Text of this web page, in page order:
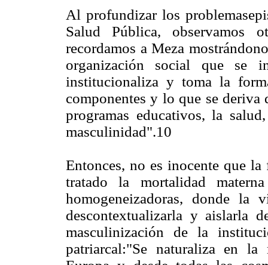
Al profundizar los
Salud Pública, observamos
recordamos a Meza
organización social que se
institucionaliza y toma la
componentes y lo que se
programas educativos, la
masculinidad".10
Entonces, no es inocente que
tratado la mortalidad
homogeneizadoras, donde la
descontextualizarla y aislarla
masculinización de la
patriarcal:"Se naturaliza en la